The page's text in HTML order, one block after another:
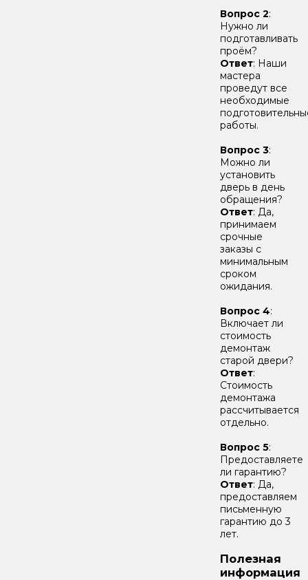
Вопрос 2:
Нужно ли
подготавливать
проём?
Ответ: Наши
мастера
проведут все
необходимые
работы.
Вопрос 3:
Можно ли
установить
дверь в день
обращения?
Ответ: Да,
принимаем
срочные
заказы с
минимальным
сроком
ожидания.
Вопрос 4:
Включает ли
стоимость
демонтаж
старой двери?
Ответ:
Стоимость
демонтажа
рассчитывается
отдельно.
Вопрос 5:
Предоставляете
ли гарантию?
Ответ: Да,
предоставляем
письменную
гарантию до 3
лет.
Полезная
информация